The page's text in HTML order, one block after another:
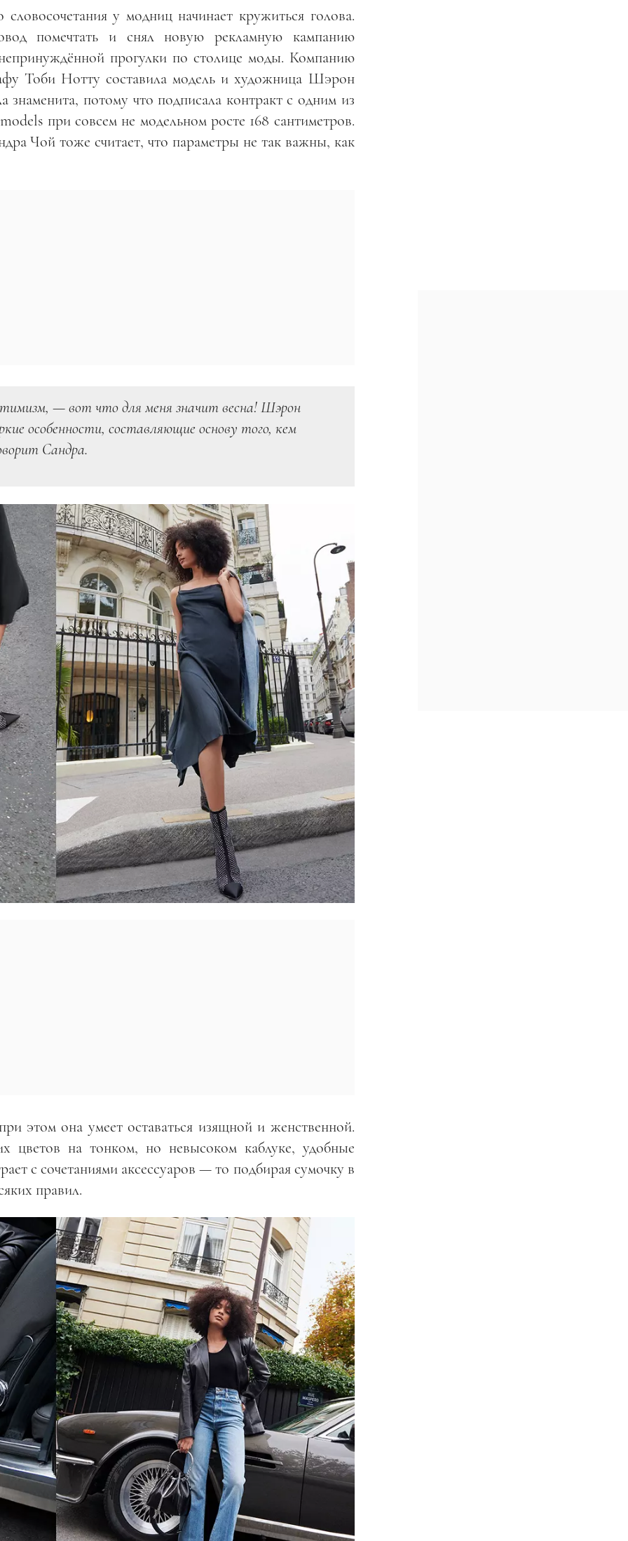
у модниц начинает кружиться голова.
помечтать и снял новую рекламную кампанию
прогулки по столице моды. Компанию
Тоби Нотту составила модель и художница Шэрон
знаменита, потому что подписала контракт с одним из
при совсем не модельном росте 168 сантиметров.
Чой тоже считает, что параметры не так важны, как
— вот что для меня значит весна! Шэрон
особенности, составляющие основу того, кем
Сандра.
этом она умеет оставаться изящной и женственной.
цветов на тонком, но невысоком каблуке, удобные
с сочетаниями аксессуаров — то подбирая сумочку в
правил.